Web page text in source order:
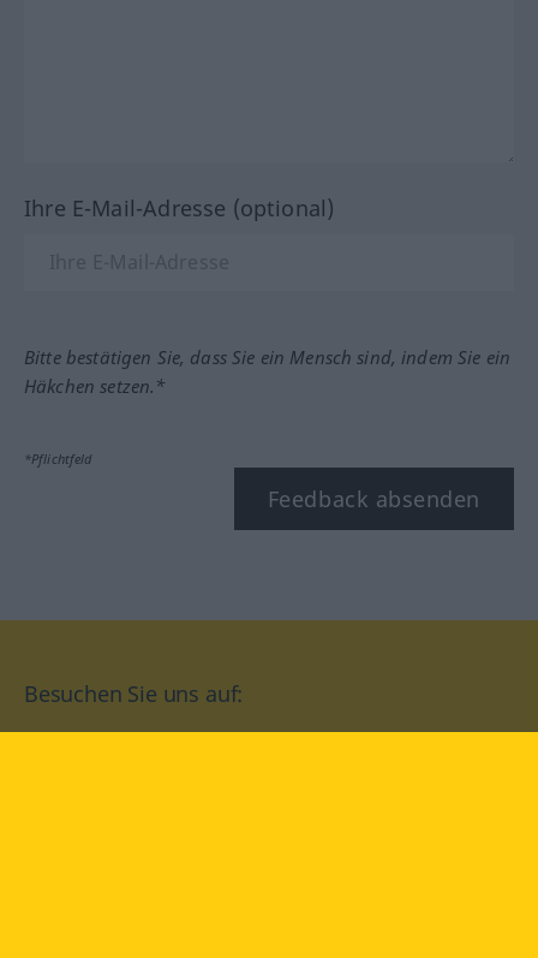
Ihre E-Mail-Adresse (optional)
Bitte bestätigen Sie, dass Sie ein Mensch sind, indem Sie ein
Häkchen setzen.*
*Pflichtfeld
Feedback absenden
Besuchen Sie uns auf: